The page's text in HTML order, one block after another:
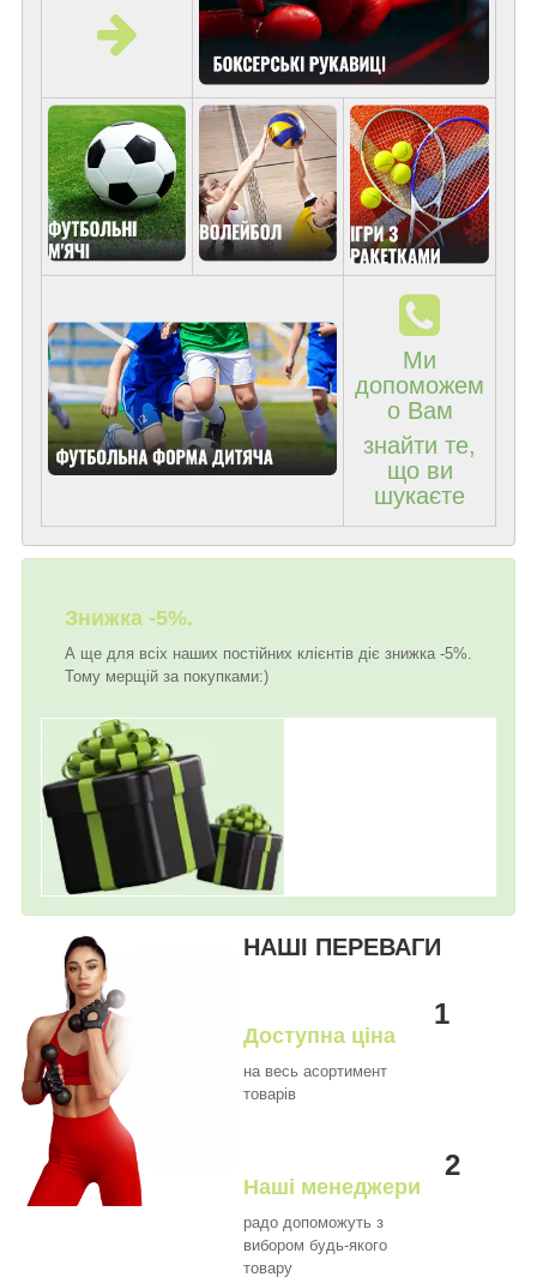
Ми
допоможем
о Вам
знайти те,
що ви
шукаєте
Знижка -5%.
А ще для всіх наших постійних клієнтів діє знижка -5%.
Тому мерщій за покупками:)
НАШІ ПЕРЕВАГИ
1
Доступна ціна
на весь асортимент
товарів
2
Наші менеджери
радо допоможуть з
вибором будь-якого
товару